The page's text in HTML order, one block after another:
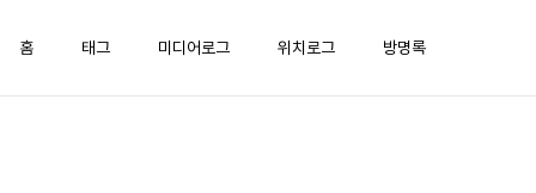
홈 태그 미디어로그 위치로그 방명록